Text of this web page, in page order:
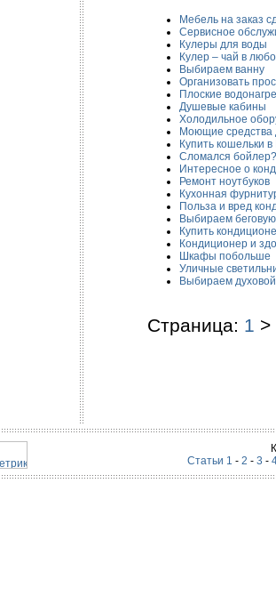
Мебель на заказ
Сервисное
Кулеры для воды
Кулер – чай в
Выбираем ванну
Организовать
Плоские
Душевые кабины
Холодильное
Моющие средства
Купить кошельки
Сломался бойлер?
Интересное о
Ремонт ноутбуков
Кухонная
Польза и вред
Выбираем
Купить
Кондиционер и
Шкафы побольше
Уличные
Выбираем
Страница: 1 >
Статьи 1 - 2 - 3 -